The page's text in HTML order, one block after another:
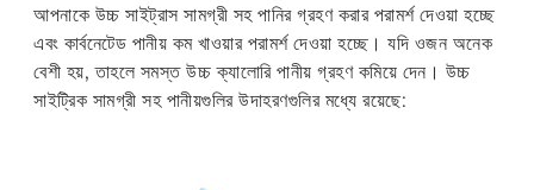
আপনাকে উচ্চ সাইট্রাস সামগ্রী সহ পানির গ্রহণ করার পরামর্শ দেওয়া হচ্ছে
এবং কার্বনেটেড পানীয় কম খাওয়ার পরামর্শ দেওয়া হচ্ছে। যদি ওজন অনেক
বেশী হয়, তাহলে সমস্ত উচ্চ ক্যালোরি পানীয় গ্রহণ কমিয়ে দেন। উচ্চ
সাইট্রিক সামগ্রী সহ পানীয়গুলির উদাহরণগুলির মধ্যে রয়েছে: